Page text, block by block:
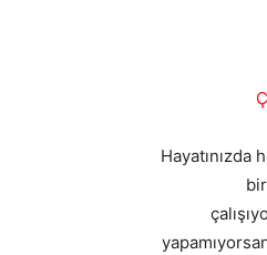
Hayatınızda